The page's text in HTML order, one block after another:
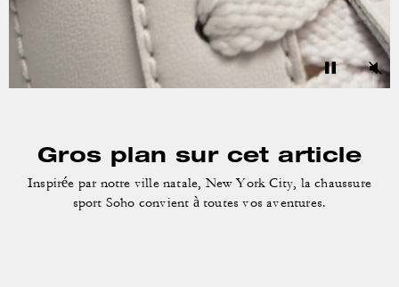
Gros plan sur cet article
Inspirée par notre ville natale, New York City, la chaussure
sport Soho convient à toutes vos aventures.